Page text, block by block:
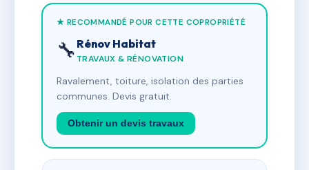
★ RECOMMANDÉ POUR CETTE COPROPRIÉTÉ
🔧 Rénov Habitat
TRAVAUX & RÉNOVATION
Ravalement, toiture, isolation des parties
communes. Devis gratuit.
Obtenir un devis travaux